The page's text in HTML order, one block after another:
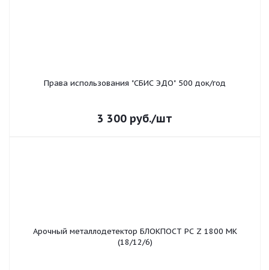
Права использования "СБИС ЭДО" 500 док/год
3 300 руб./шт
Арочный металлодетектор БЛОКПОСТ PC Z 1800 MK
(18/12/6)